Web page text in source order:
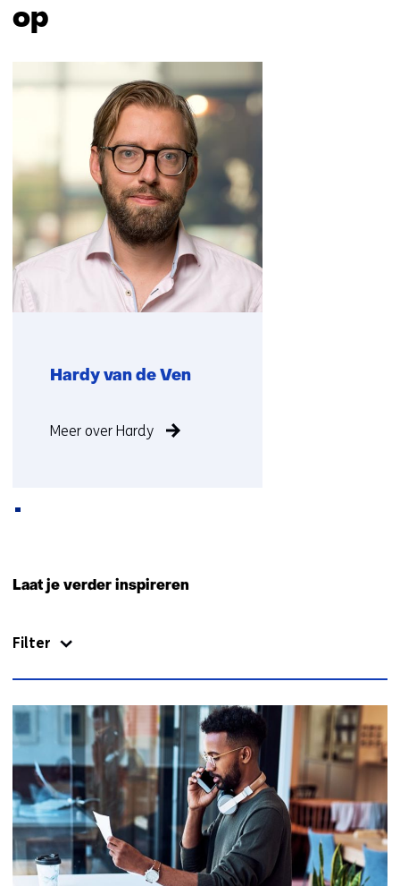
op
over
(Neem
contact
met
ons
Hardy van de Ven
niet
Meer over Hardy
op)
Laat je verder inspireren
Filter
131
resultaten,
getoond
11
t/m
15